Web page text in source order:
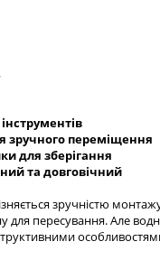
зручного переміщення
для зберігання
та довговічний
зручністю
для пересування. Але